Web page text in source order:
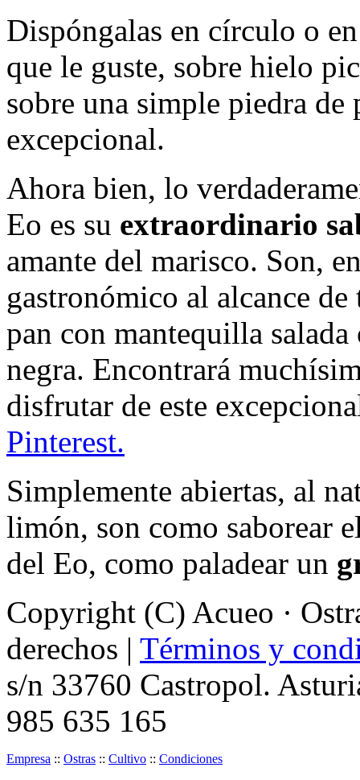
Dispóngalas en círculo o
que le guste, sobre hielo
sobre una simple piedra de
excepcional.
Ahora bien, lo
Eo es su extraordinario
amante del marisco. Son,
gastronómico al alcance
pan con mantequilla
negra. Encontrará
disfrutar de este
Pinterest.
Simplemente abiertas, al
limón, son como saborear
del Eo, como paladear un
Copyright (C) Acueo ·
derechos | Términos y
s/n 33760 Castropol.
985 635 165
Empresa :: Ostras :: Cultivo :: Condiciones